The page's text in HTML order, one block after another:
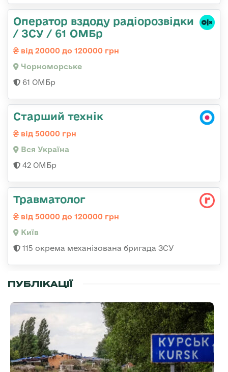
Оператор вздоду радіорозвідки
/ ЗСУ / 61 ОМБр
від 20000 до 120000 грн
Чорноморське
61 ОМБр
Старший технік
від 50000 грн
Вся Україна
42 ОМБр
Травматолог
від 50000 до 120000 грн
Київ
115 окрема механізована бригада ЗСУ
ПУБЛІКАЦІЇ